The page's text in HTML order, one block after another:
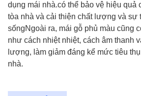
dụng mái nhà.có thể bảo vệ hiệu quả
tòa nhà và cải thiện chất lượng và sự
sốngNgoài ra, mái gỗ phủ màu cũng
như cách nhiệt nhiệt, cách âm thanh
lượng, làm giảm đáng kể mức tiêu
nhà.